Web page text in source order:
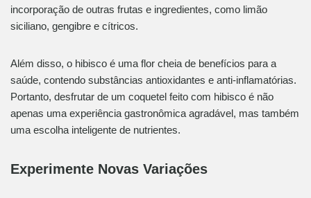
incorporação de outras frutas e ingredientes, como limão
siciliano, gengibre e cítricos.
Além disso, o hibisco é uma flor cheia de benefícios para a
saúde, contendo substâncias antioxidantes e anti-inflamatórias.
Portanto, desfrutar de um coquetel feito com hibisco é não
apenas uma experiência gastronômica agradável, mas também
uma escolha inteligente de nutrientes.
Experimente Novas Variações